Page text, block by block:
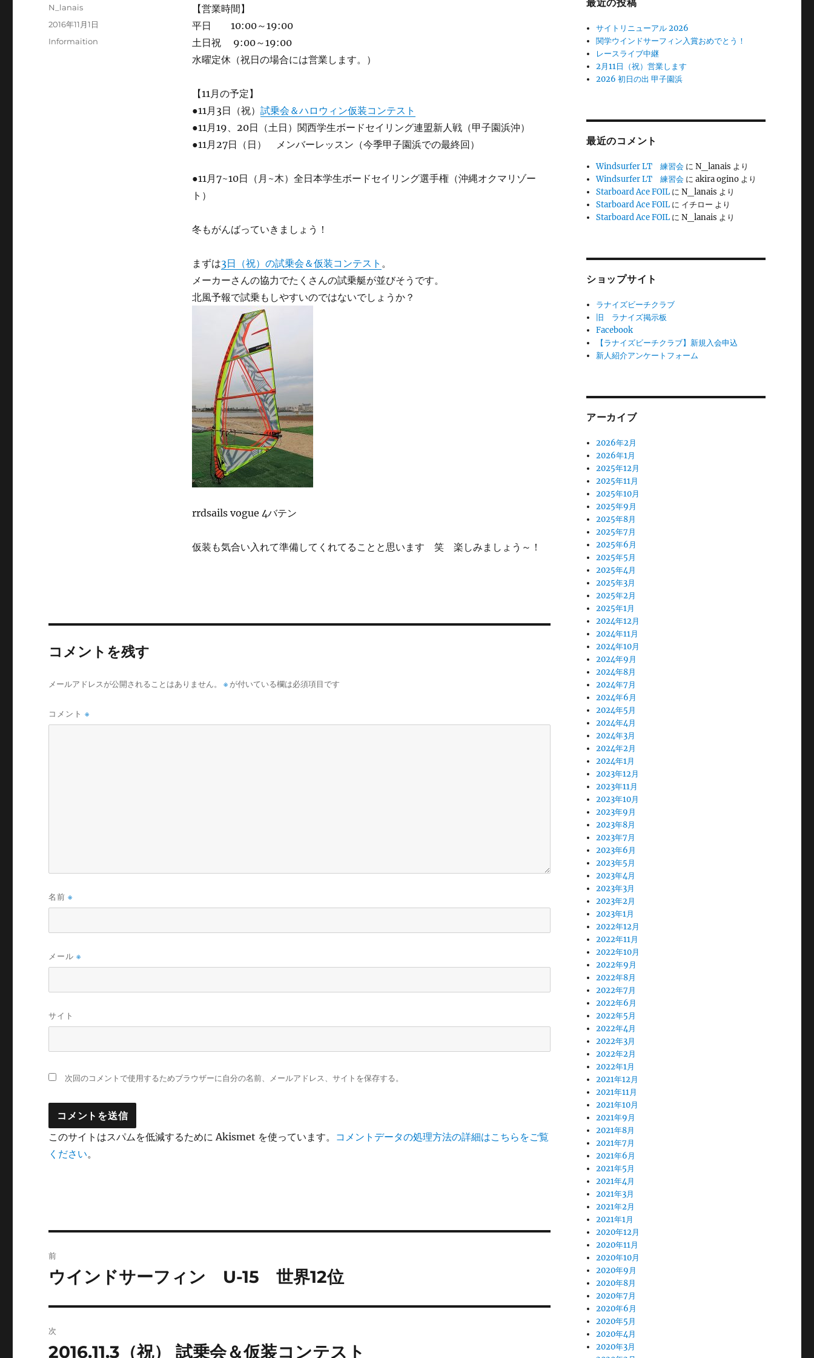
【営業時間】
平日 10:00～19:00
土日祝 9:00～19:00
水曜定休（祝日の場合には営業します。）
【11月の予定】
●11月3日（祝） 試乗会＆ハロウィン仮装コンテスト
●11月19、20日（土日）関西学生ボードセイリング連盟新人戦（甲子園浜沖）
●11月27日（日） メンバーレッスン（今季甲子園浜での最終回）
●11月7~10日（月~木）全日本学生ボードセイリング選手権（沖縄オクマリゾー
ト）
冬もがんばっていきましょう！
まずは3日（祝）の試乗会＆仮装コンテスト 。
メーカーさんの協力でたくさんの試乗艇が並びそうです。
北風予報で試乗もしやすいのではないでしょうか？
rrdsails vogue 4バテン
仮装も気合い入れて準備してくれてることと思います 笑 楽しみましょう～！
投
N_lanais
投
2016年11月1日
カ
Informaition
コメントを残す
メールアドレスが公開されることはありません。 ※ が付いている欄は必須項目です
コメント※
名前※
メール※
サイト
次回のコメントで使用するためブラウザーに自分の名前、メールアドレス、サイトを保存する。
このサイトはスパムを低減するために Akismet を使っています。 コメントデータの処理方法の詳細はこちらをご覧
ください。
稿
ゲ
前
前
投
稿:
ウインドサーフィン U-15 世界12位
次
次
2016.11.3（祝） 試乗会＆仮装コンテスト
最近の投稿
サイトリニューアル 2026
関学ウインドサーフィン入賞おめでとう！
レースライブ中継
2月11日（祝）営業します
2026 初日の出 甲子園浜
最近のコメント
Windsurfer LT 練習会 にN_lanais より
Windsurfer LT 練習会 にakira ogino より
Starboard Ace FOIL にN_lanais より
Starboard Ace FOIL に イチロー より
Starboard Ace FOIL にN_lanais より
ショップサイト
ラナイズビーチクラブ
旧 ラナイズ掲示板
Facebook
【ラナイズビーチクラブ】新規入会申込
新人紹介アンケートフォーム
アーカイブ
2026年2月
2026年1月
2025年12月
2025年11月
2025年10月
2025年9月
2025年8月
2025年7月
2025年6月
2025年5月
2025年4月
2025年3月
2025年2月
2025年1月
2024年12月
2024年11月
2024年10月
2024年9月
2024年8月
2024年7月
2024年6月
2024年5月
2024年4月
2024年3月
2024年2月
2024年1月
2023年12月
2023年11月
2023年10月
2023年9月
2023年8月
2023年7月
2023年6月
2023年5月
2023年4月
2023年3月
2023年2月
2023年1月
2022年12月
2022年11月
2022年10月
2022年9月
2022年8月
2022年7月
2022年6月
2022年5月
2022年4月
2022年3月
2022年2月
2022年1月
2021年12月
2021年11月
2021年10月
2021年9月
2021年8月
2021年7月
2021年6月
2021年5月
2021年4月
2021年3月
2021年2月
2021年1月
2020年12月
2020年11月
2020年10月
2020年9月
2020年8月
2020年7月
2020年6月
2020年5月
2020年4月
2020年3月